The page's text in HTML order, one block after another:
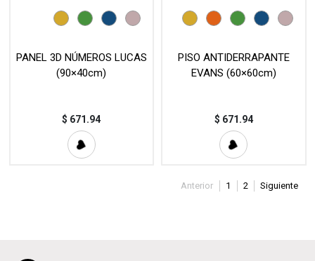
PANEL 3D NÚMEROS LUCAS
(90×40cm)
$ 671.94
PISO ANTIDERRAPANTE
EVANS (60×60cm)
$ 671.94
Anterior 1 2 Siguiente